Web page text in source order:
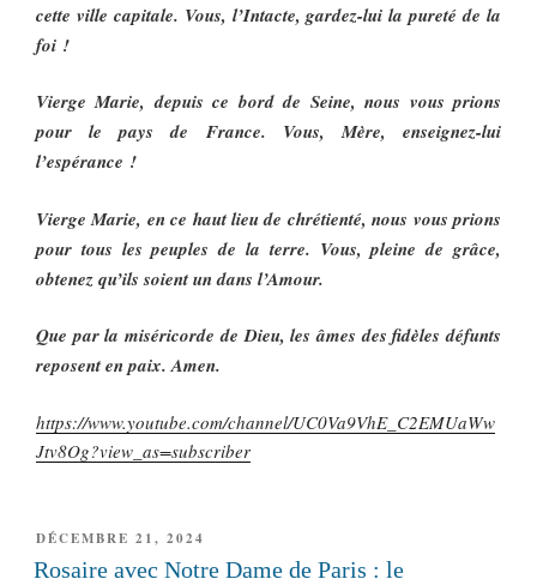
cette ville capitale. Vous, l’Intacte, gardez-lui la pureté de la
foi !
Vierge Marie, depuis ce bord de Seine, nous vous prions
pour le pays de France. Vous, Mère, enseignez-lui
l’espérance !
Vierge Marie, en ce haut lieu de chrétienté, nous vous prions
pour tous les peuples de la terre. Vous, pleine de grâce,
obtenez qu’ils soient un dans l’Amour.
Que par la miséricorde de Dieu, les âmes des fidèles défunts
reposent en paix. Amen.
https://www.youtube.com/channel/UC0Va9VhE_C2EMUaWw
Jtv8Og?view_as=subscriber
PUBLIÉ
LE
DÉCEMBRE 21, 2024
Rosaire avec Notre Dame de Paris : le